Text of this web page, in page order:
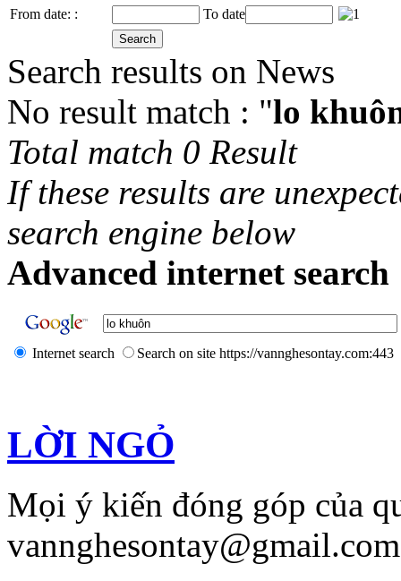
From date: :
To date
Search results on News
No result match : "lo
Total match 0 Result
If these results are
search engine below
Advanced internet search
Internet search Search on site https://vannghesontay.com:443
LỜI NGỎ
Mọi ý kiến đóng góp của